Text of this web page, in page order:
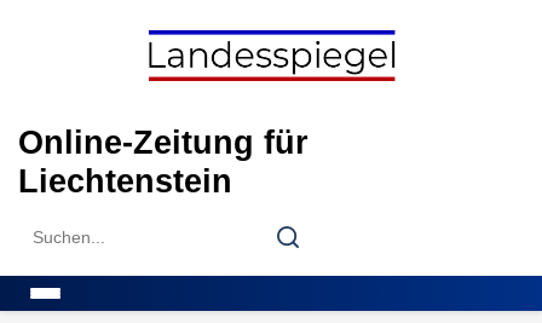
Online-Zeitung für
Liechtenstein
Search
Search